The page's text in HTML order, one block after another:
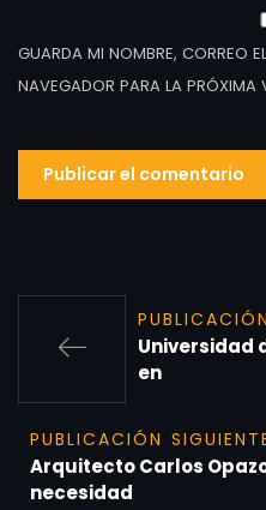
GUARDA MI NOMBRE, CORREO
NAVEGADOR PARA LA PRÓXIMA
Universidad
en
PUBLICACIÓN
Arquitecto Carlos
necesidad